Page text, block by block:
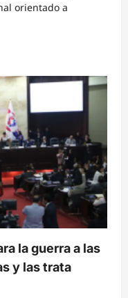
orientado a
la guerra a las
y las trata